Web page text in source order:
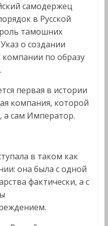
самодержец
в Русской
тамошних
о создании
компании по образу
первая в истории
компания, которой
а сам Император.
в таком как
она была с одной
фактически, а с